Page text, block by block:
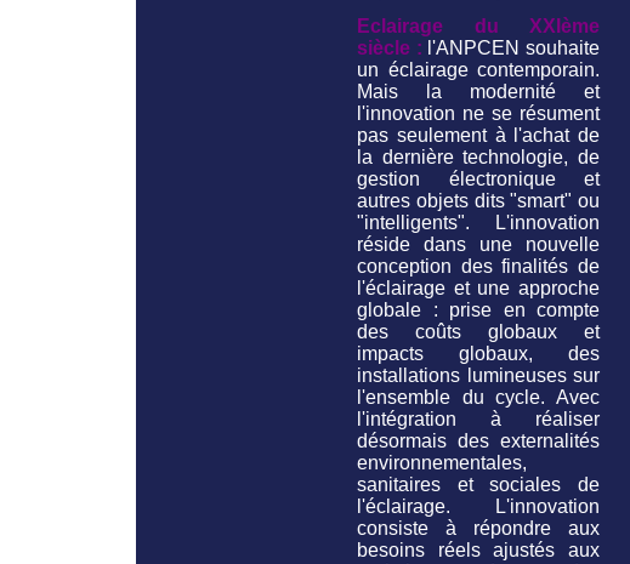
Eclairage du XXIème
siècle : l'ANPCEN souhaite
un éclairage contemporain.
Mais la modernité et
l'innovation ne se résument
pas seulement à l'achat de
la dernière technologie, de
gestion électronique et
autres objets dits "smart" ou
"intelligents". L'innovation
réside dans une nouvelle
conception des finalités de
l'éclairage et une approche
globale : prise en compte
des coûts globaux et
impacts globaux, des
installations lumineuses sur
l'ensemble du cycle. Avec
l'intégration à réaliser
désormais des externalités
environnementales,
sanitaires et sociales de
l'éclairage. L'innovation
consiste à répondre aux
besoins réels ajustés aux